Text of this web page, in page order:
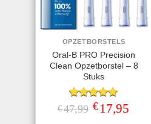
OPZETBORSTELS
Oral-B PRO Precision
Clean Opzetborstel – 8
Stuks
Gewaardeerd
5.00uit 5
€47,99 Oorspronkelijke
prijs
€ 17,95prijs